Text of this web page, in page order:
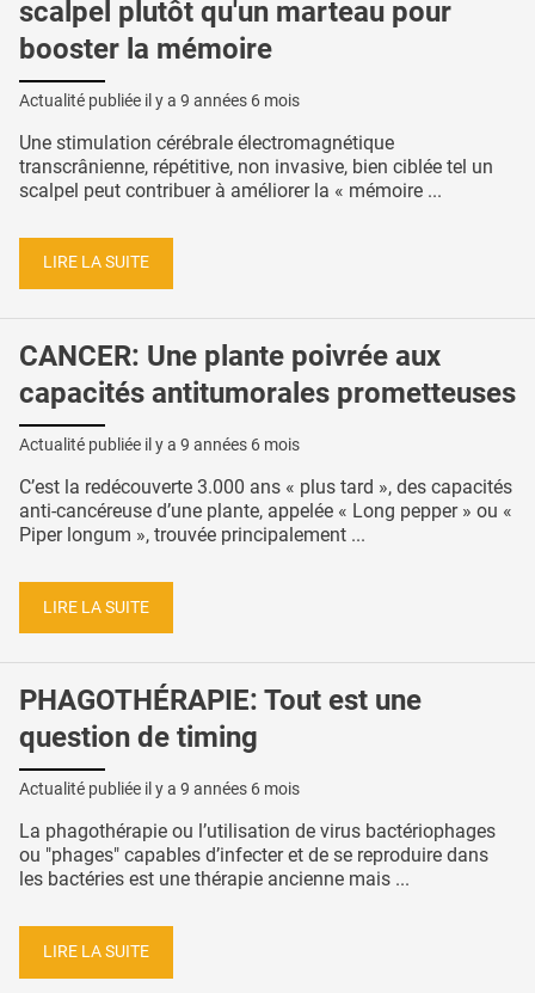
scalpel plutôt qu'un marteau pour
booster la mémoire
Actualité publiée il y a 9 années 6 mois
Une stimulation cérébrale électromagnétique
transcrânienne, répétitive, non invasive, bien ciblée tel un
scalpel peut contribuer à améliorer la « mémoire ...
LIRE LA SUITE
CANCER: Une plante poivrée aux
capacités antitumorales prometteuses
Actualité publiée il y a 9 années 6 mois
C’est la redécouverte 3.000 ans « plus tard », des capacités
anti-cancéreuse d’une plante, appelée « Long pepper » ou «
Piper longum », trouvée principalement ...
LIRE LA SUITE
PHAGOTHÉRAPIE: Tout est une
question de timing
Actualité publiée il y a 9 années 6 mois
La phagothérapie ou l’utilisation de virus bactériophages
ou "phages" capables d’infecter et de se reproduire dans
les bactéries est une thérapie ancienne mais ...
LIRE LA SUITE